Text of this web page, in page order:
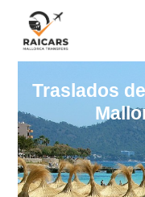
Traslados